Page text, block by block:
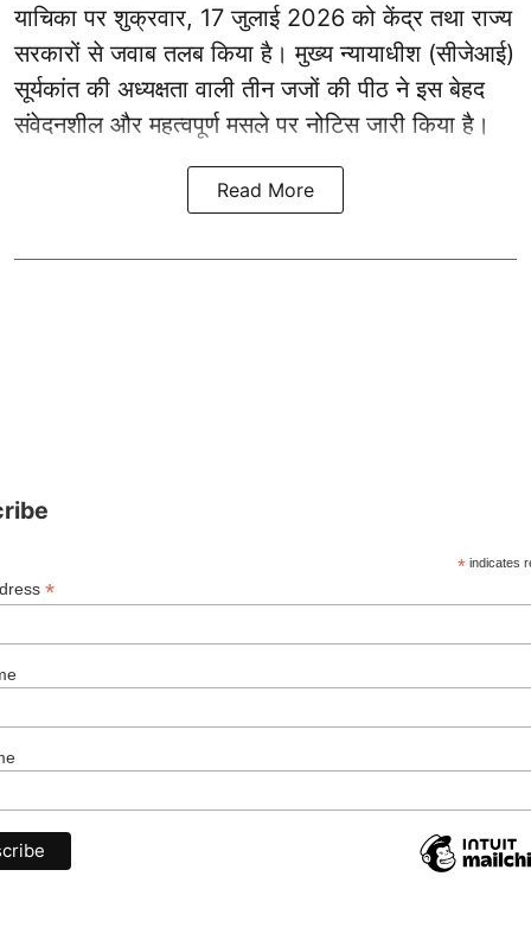
याचिका पर शुक्रवार, 17 जुलाई 2026 को केंद्र तथा राज्य
सरकारों से जवाब तलब किया है। मुख्य न्यायाधीश (सीजेआई)
सूर्यकांत की अध्यक्षता वाली तीन जजों की पीठ ने इस बेहद
संवेदनशील और महत्वपूर्ण मसले पर नोटिस जारी किया है।
Read More
*indicates
*